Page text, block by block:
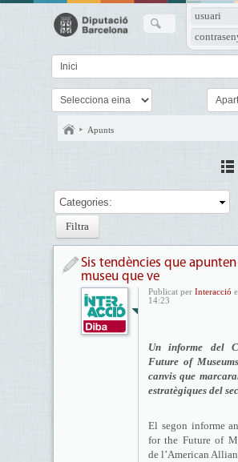
usuari
Apunts
Categories:
Sis tendències que apunten
museu que ve
Publicat per Interacció
14:23
Un informe del
Future of
canvis que
estratègiques del
El segon informe
for the Future of
de l’American